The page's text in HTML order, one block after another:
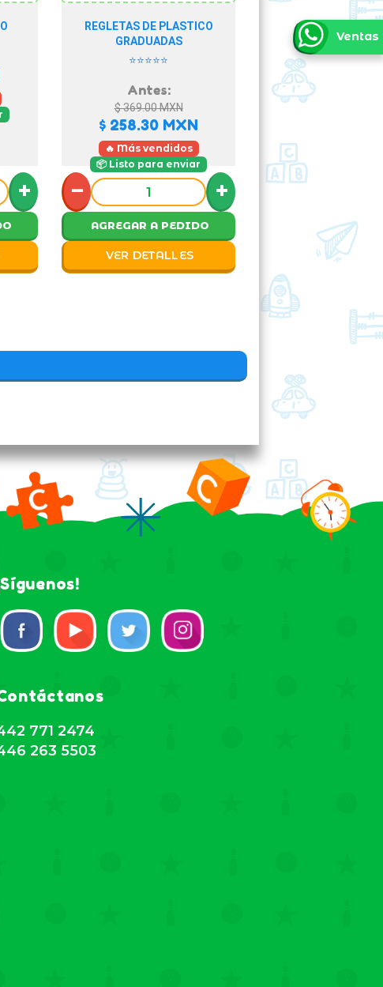
+
REGLETAS DE PLASTICO
GRADUADAS
⭐⭐⭐⭐⭐
Antes:
$ 369.00MXN
$ 258.30 MXN
🔥 Más vendidos
📦 Listo para enviar
− +
AGREGAR A PEDIDO
VER DETALLES
771 2474
263 5503
Ventas